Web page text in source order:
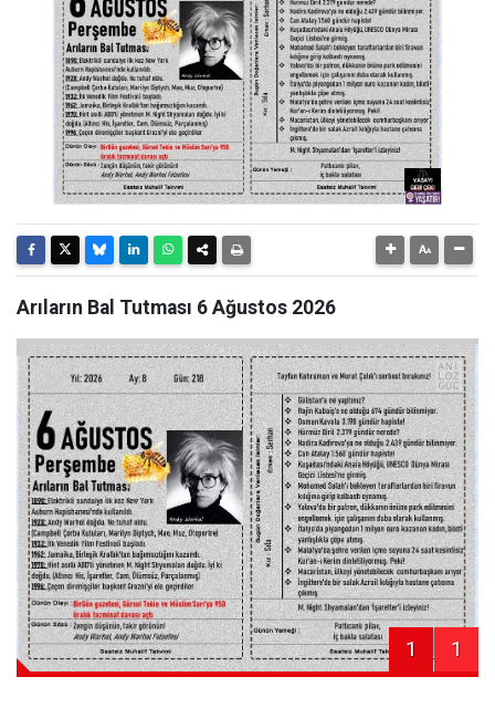
Arıların Bal Tutması 6 Ağustos 2026
1 1